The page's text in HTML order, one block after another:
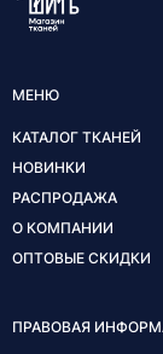
МЕНЮ
КАТАЛОГ ТКАНЕЙ
НОВИНКИ
РАСПРОДАЖА
О КОМПАНИИ
ОПТОВЫЕ СКИДКИ
ПРАВОВАЯ